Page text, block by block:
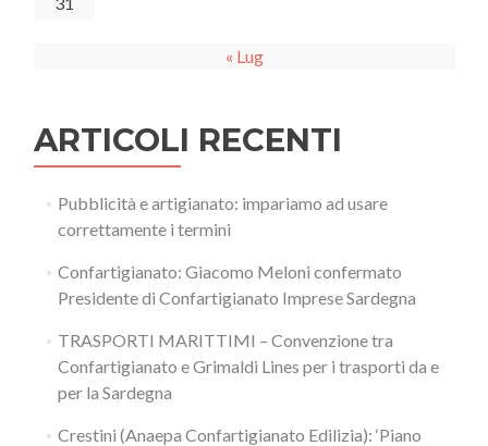
« Lug
ARTICOLI RECENTI
Pubblicità e artigianato: impariamo ad usare
correttamente i termini
Confartigianato: Giacomo Meloni confermato
Presidente di Confartigianato Imprese Sardegna
TRASPORTI MARITTIMI – Convenzione tra
Confartigianato e Grimaldi Lines per i trasporti da e
per la Sardegna
Crestini (Anaepa Confartigianato Edilizia): ‘Piano